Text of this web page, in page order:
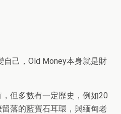
己，Old Money本身就是財
但多數有一定歷史，例如20
落的藍寶石耳環，與緬甸老